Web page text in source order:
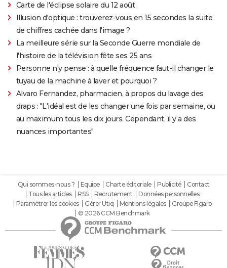
Carte de l'éclipse solaire du 12 août
Illusion d'optique : trouverez-vous en 15 secondes la suite
de chiffres cachée dans l'image ?
La meilleure série sur la Seconde Guerre mondiale de
l'histoire de la télévision fête ses 25 ans
Personne n'y pense : à quelle fréquence faut-il changer le
tuyau de la machine à laver et pourquoi ?
Alvaro Fernandez, pharmacien, à propos du lavage des
draps : "L'idéal est de les changer une fois par semaine, ou
au maximum tous les dix jours. Cependant, il y a des
nuances importantes"
Qui sommes-nous ? Equipe Charte éditoriale Publicité
Contact
Tous les articles
RSS Recrutement
Données personnelles
Paramétrer les cookies
Gérer Utiq Mentions légales
Groupe Figaro
© 2026 CCM Benchmark